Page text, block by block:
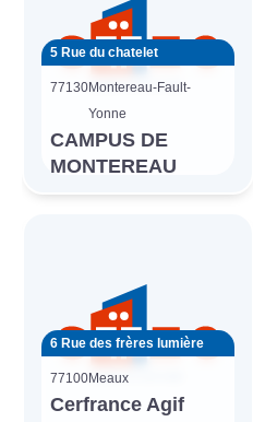
5 Rue du chatelet
77130Montereau-Fault-
Yonne
CAMPUS DE
MONTEREAU
6 Rue des frères lumière
77100Meaux
Cerfrance Agif